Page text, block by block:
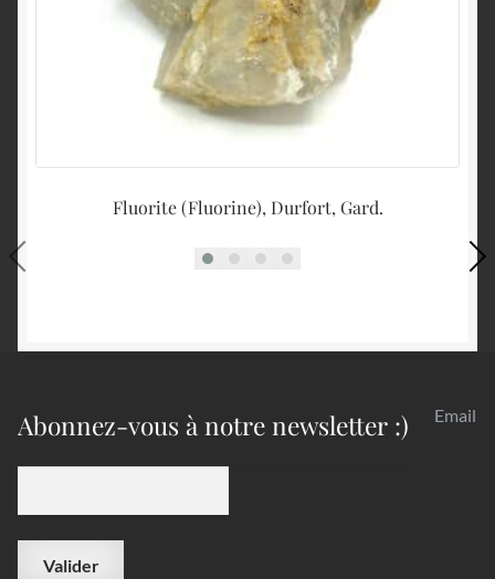
Fluorite (Fluorine), Durfort, Gard.
Abonnez-vous à notre newsletter :) Email